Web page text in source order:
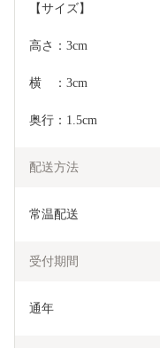
【サイズ】
高さ：3cm
横　：3cm
奥行：1.5cm
配送方法
常温配送
受付期間
通年